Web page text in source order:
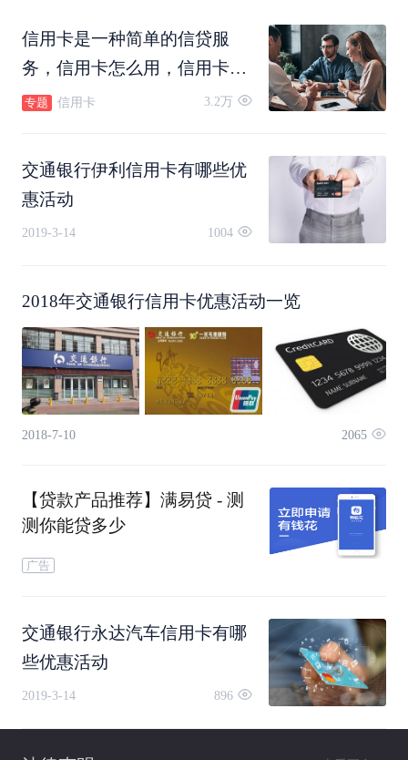
信用卡是一种简单的信贷服
务，信用卡怎么用，信用卡怎
么还款，信用卡可以转账吗，
专题 信用卡 3.2万
交通银行伊利信用卡有哪些优
惠活动
2019-3-14 1004
2018年交通银行信用卡优惠活动一览
2018-7-10 2065
【贷款产品推荐】满易贷 - 测
测你能贷多少
广告
交通银行永达汽车信用卡有哪
些优惠活动
2019-3-14 896